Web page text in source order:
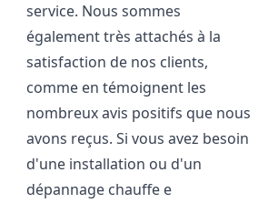
service. Nous sommes
également très attachés à la
satisfaction de nos clients,
comme en témoignent les
nombreux avis positifs que nous
avons reçus. Si vous avez besoin
d'une installation ou d'un
dépannage chauffe e